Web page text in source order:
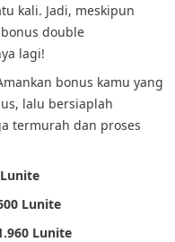
kali. Jadi, meskipun
double
lagi!
bonus kamu yang
lalu bersiaplah
termurah dan proses
Lunite
Lunite